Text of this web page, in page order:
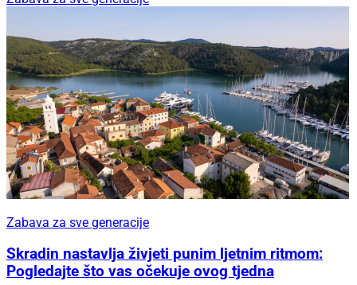
Zabava za sve generacije
Skradin nastavlja živjeti punim ljetnim ritmom:
Pogledajte što vas očekuje ovog tjedna